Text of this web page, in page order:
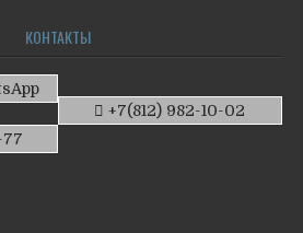
КОНТАКТЫ
+7(812) 982-10-02